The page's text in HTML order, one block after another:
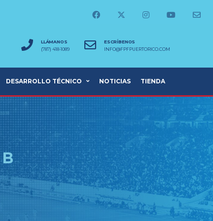
LLÁMANOS
(787) 418-1089
ESCRÍBENOS
INFO@FPFPUERTORICO.COM
DESARROLLO TÉCNICO NOTICIAS TIENDA
B